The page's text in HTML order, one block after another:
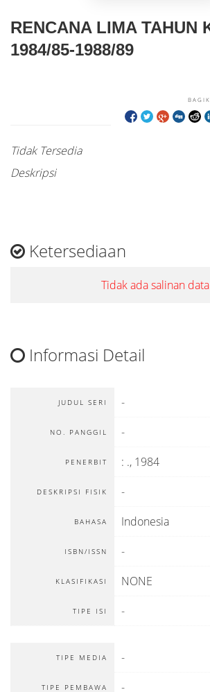
RENCANA LIMA TAHUN
1984/85-1988/89
Tidak Tersedia
Deskripsi
Ketersediaan
Tidak ada salinan data
Informasi Detail
JUDUL SERI -
NO. PANGGIL -
PENERBIT : ., 1984
DESKRIPSI FISIK -
BAHASA Indonesia
ISBN/ISSN -
KLASIFIKASI NONE
TIPE ISI -
TIPE MEDIA -
TIPE PEMBAWA -